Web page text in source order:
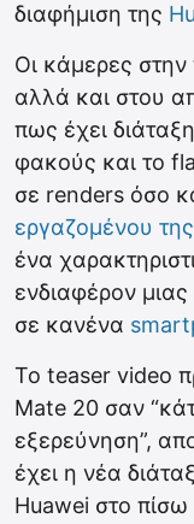
διαφήμιση της
Οι κάμερες
αλλά και στου
πως έχει
φακούς και το
σε renders όσο
εργαζομένου
ένα
ενδιαφέρον
σε κανένα
Το teaser video
Mate 20 σαν
εξερεύνηση”,
έχει η νέα
Huawei στο